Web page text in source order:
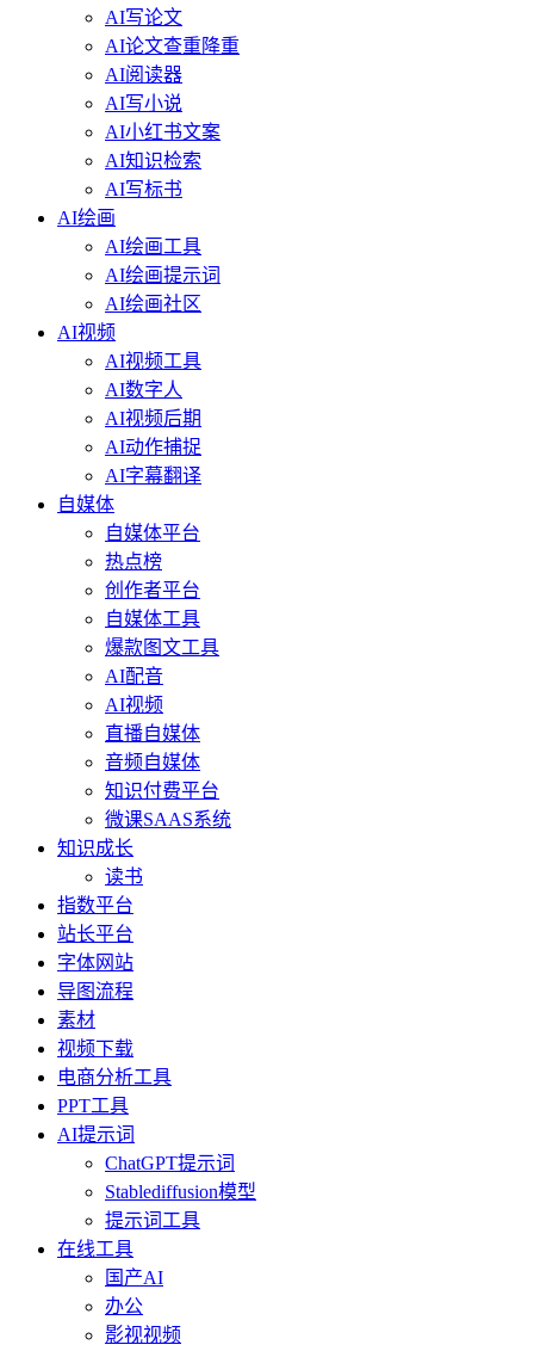
AI写论文
AI论文查重降重
AI阅读器
AI写小说
AI小红书文案
AI知识检索
AI写标书
AI绘画
AI绘画工具
AI绘画提示词
AI绘画社区
AI视频
AI视频工具
AI数字人
AI视频后期
AI动作捕捉
AI字幕翻译
自媒体
自媒体平台
热点榜
创作者平台
自媒体工具
爆款图文工具
AI配音
AI视频
直播自媒体
音频自媒体
知识付费平台
微课SAAS系统
知识成长
读书
指数平台
站长平台
字体网站
导图流程
素材
视频下载
电商分析工具
PPT工具
AI提示词
ChatGPT提示词
Stablediffusion模型
提示词工具
在线工具
国产AI
办公
影视视频